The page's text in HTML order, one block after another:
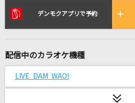
リアルタイムで歌われて
ロシアン・ハスキー
デンモクアプリで予約
配信中のカラオケ機種
LIVE DAM WAO!